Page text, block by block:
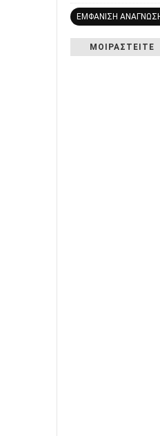
ΕΜΦΑΝΙΣΗ
ΜΟΙΡΑΣΤΕΙΤΕ